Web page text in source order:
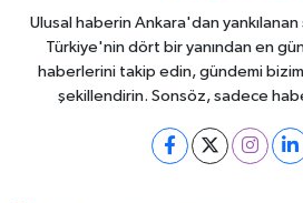
Ulusal haberin Ankara'dan
Türkiye'nin dört bir yanından en
haberlerini takip edin, gündemi
şekillendirin. Sonsöz, sadece